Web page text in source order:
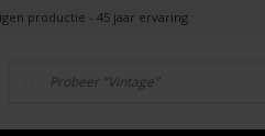
productie - 45 jaar ervaring